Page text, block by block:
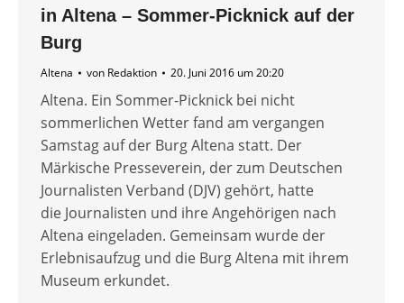
in Altena – Sommer-Picknick auf der
Burg
Altena von Redaktion 20. Juni 2016 um 20:20
Altena. Ein Sommer-Picknick bei nicht
sommerlichen Wetter fand am vergangen
Samstag auf der Burg Altena statt. Der
Märkische Presseverein, der zum Deutschen
Journalisten Verband (DJV) gehört, hatte
die Journalisten und ihre Angehörigen nach
Altena eingeladen. Gemeinsam wurde der
Erlebnisaufzug und die Burg Altena mit ihrem
Museum erkundet.